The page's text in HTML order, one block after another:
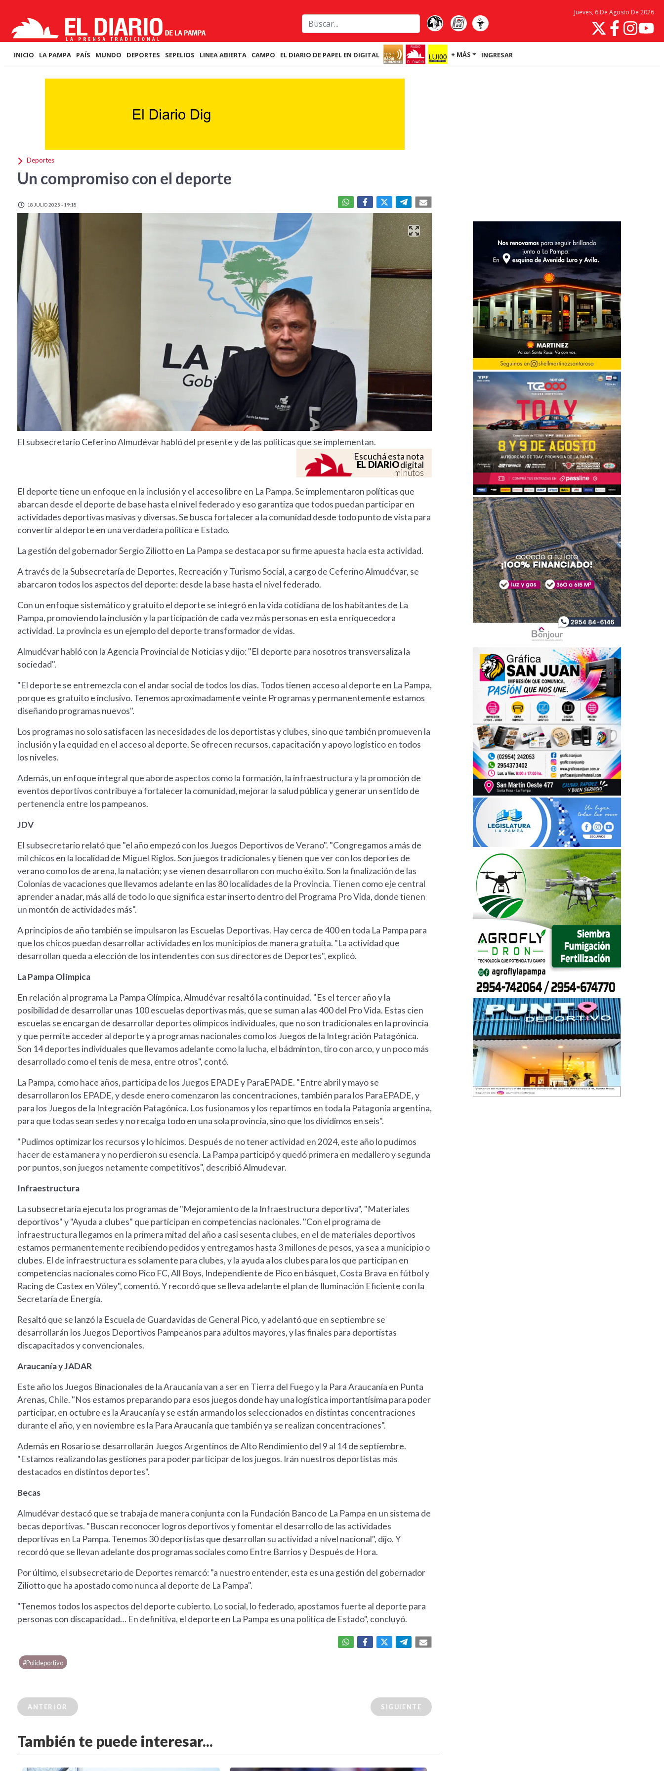
Jueves, 6 De Agosto De 2026
INICIO LA PAMPA PAÍS MUNDO DEPORTES SEPELIOS LINEA ABIERTA CAMPO EL DIARIO DE PAPEL EN DIGITAL + MÁS INGRESAR
Deportes
Un compromiso con el deporte
18 JULIO 2025 - 19:18
El subsecretario Ceferino Almudévar habló del presente y de las políticas que se implementan.
Escuchá esta nota
EL DIARIOdigital
minutos
El deporte tiene un enfoque en la inclusión y el acceso libre en La Pampa. Se implementaron políticas que
abarcan desde el deporte de base hasta el nivel federado y eso garantiza que todos puedan participar en
actividades deportivas masivas y diversas. Se busca fortalecer a la comunidad desde todo punto de vista para
convertir al deporte en una verdadera política e Estado.
La gestión del gobernador Sergio Ziliotto en La Pampa se destaca por su firme apuesta hacia esta actividad.
A través de la Subsecretaría de Deportes, Recreación y Turismo Social, a cargo de Ceferino Almudévar, se
abarcaron todos los aspectos del deporte: desde la base hasta el nivel federado.
Con un enfoque sistemático y gratuito el deporte se integró en la vida cotidiana de los habitantes de La
Pampa, promoviendo la inclusión y la participación de cada vez más personas en esta enriquecedora
actividad. La provincia es un ejemplo del deporte transformador de vidas.
Almudévar habló con la Agencia Provincial de Noticias y dijo: "El deporte para nosotros transversaliza la
sociedad".
"El deporte se entremezcla con el andar social de todos los días. Todos tienen acceso al deporte en La Pampa,
porque es gratuito e inclusivo. Tenemos aproximadamente veinte Programas y permanentemente estamos
diseñando programas nuevos".
Los programas no solo satisfacen las necesidades de los deportistas y clubes, sino que también promueven la
inclusión y la equidad en el acceso al deporte. Se ofrecen recursos, capacitación y apoyo logístico en todos
los niveles.
Además, un enfoque integral que aborde aspectos como la formación, la infraestructura y la promoción de
eventos deportivos contribuye a fortalecer la comunidad, mejorar la salud pública y generar un sentido de
pertenencia entre los pampeanos.
JDV
El subsecretario relató que "el año empezó con los Juegos Deportivos de Verano". "Congregamos a más de
mil chicos en la localidad de Miguel Riglos. Son juegos tradicionales y tienen que ver con los deportes de
verano como los de arena, la natación; y se vienen desarrollaron con mucho éxito. Son la finalización de las
Colonias de vacaciones que llevamos adelante en las 80 localidades de la Provincia. Tienen como eje central
aprender a nadar, más allá de todo lo que significa estar inserto dentro del Programa Pro Vida, donde tienen
un montón de actividades más".
A principios de año también se impulsaron las Escuelas Deportivas. Hay cerca de 400 en toda La Pampa para
que los chicos puedan desarrollar actividades en los municipios de manera gratuita. "La actividad que
desarrollan queda a elección de los intendentes con sus directores de Deportes", explicó.
La Pampa Olímpica
En relación al programa La Pampa Olímpica, Almudévar resaltó la continuidad. "Es el tercer año y la
posibilidad de desarrollar unas 100 escuelas deportivas más, que se suman a las 400 del Pro Vida. Estas cien
escuelas se encargan de desarrollar deportes olímpicos individuales, que no son tradicionales en la provincia
y que permite acceder al deporte y a programas nacionales como los Juegos de la Integración Patagónica.
Son 14 deportes individuales que llevamos adelante como la lucha, el bádminton, tiro con arco, y un poco más
desarrollado como el tenis de mesa, entre otros", contó.
La Pampa, como hace años, participa de los Juegos EPADE y ParaEPADE. "Entre abril y mayo se
desarrollaron los EPADE, y desde enero comenzaron las concentraciones, también para los ParaEPADE, y
para los Juegos de la Integración Patagónica. Los fusionamos y los repartimos en toda la Patagonia argentina,
para que todas sean sedes y no recaiga todo en una sola provincia, sino que los dividimos en seis".
"Pudimos optimizar los recursos y lo hicimos. Después de no tener actividad en 2024, este año lo pudimos
hacer de esta manera y no perdieron su esencia. La Pampa participó y quedó primera en medallero y segunda
por puntos, son juegos netamente competitivos", describió Almudevar.
Infraestructura
La subsecretaría ejecuta los programas de "Mejoramiento de la Infraestructura deportiva", "Materiales
deportivos" y "Ayuda a clubes" que participan en competencias nacionales. "Con el programa de
infraestructura llegamos en la primera mitad del año a casi sesenta clubes, en el de materiales deportivos
estamos permanentemente recibiendo pedidos y entregamos hasta 3 millones de pesos, ya sea a municipio o
clubes. El de infraestructura es solamente para clubes, y la ayuda a los clubes para los que participan en
competencias nacionales como Pico FC, All Boys, Independiente de Pico en básquet, Costa Brava en fútbol y
Racing de Castex en Vóley", comentó. Y recordó que se lleva adelante el plan de Iluminación Eficiente con la
Secretaría de Energía.
Resaltó que se lanzó la Escuela de Guardavidas de General Pico, y adelantó que en septiembre se
desarrollarán los Juegos Deportivos Pampeanos para adultos mayores, y las finales para deportistas
discapacitados y convencionales.
Araucanía y JADAR
Este año los Juegos Binacionales de la Araucanía van a ser en Tierra del Fuego y la Para Araucanía en Punta
Arenas, Chile. "Nos estamos preparando para esos juegos donde hay una logística importantísima para poder
participar, en octubre es la Araucanía y se están armando los seleccionados en distintas concentraciones
durante el año, y en noviembre es la Para Araucanía que también ya se realizan concentraciones".
Además en Rosario se desarrollarán Juegos Argentinos de Alto Rendimiento del 9 al 14 de septiembre.
"Estamos realizando las gestiones para poder participar de los juegos. Irán nuestros deportistas más
destacados en distintos deportes".
Becas
Almudévar destacó que se trabaja de manera conjunta con la Fundación Banco de La Pampa en un sistema de
becas deportivas. "Buscan reconocer logros deportivos y fomentar el desarrollo de las actividades
deportivas en La Pampa. Tenemos 30 deportistas que desarrollan su actividad a nivel nacional", dijo. Y
recordó que se llevan adelante dos programas sociales como Entre Barrios y Después de Hora.
Por último, el subsecretario de Deportes remarcó: "a nuestro entender, esta es una gestión del gobernador
Ziliotto que ha apostado como nunca al deporte de La Pampa".
"Tenemos todos los aspectos del deporte cubierto. Lo social, lo federado, apostamos fuerte al deporte para
personas con discapacidad… En definitiva, el deporte en La Pampa es una política de Estado", concluyó.
#Polideportivo
ANTERIOR SIGUIENTE
También te puede interesar...